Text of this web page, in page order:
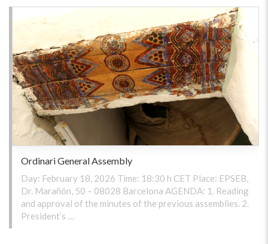
Ordinari General Assembly
Day: February 18, 2026 Time: 18:30 h CET Place: EPSEB,
Dr. Marañón, 50 – 08028 Barcelona AGENDA: 1. Reading
and approval of the minutes of the previous assemblies. 2.
President’s …